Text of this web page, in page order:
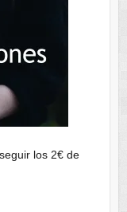
los 2€ de